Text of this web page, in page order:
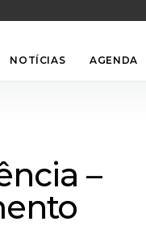
NOTÍCIAS AGENDA
–